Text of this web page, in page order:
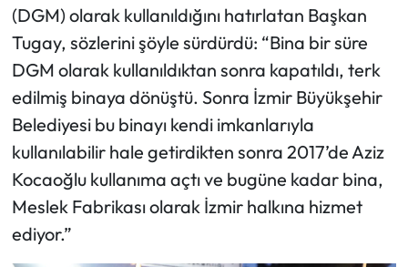
(DGM) olarak kullanıldığını hatırlatan Başkan
Tugay, sözlerini şöyle sürdürdü: “Bina bir süre
DGM olarak kullanıldıktan sonra kapatıldı, terk
edilmiş binaya dönüştü. Sonra İzmir Büyükşehir
Belediyesi bu binayı kendi imkanlarıyla
kullanılabilir hale getirdikten sonra 2017’de Aziz
Kocaoğlu kullanıma açtı ve bugüne kadar bina,
Meslek Fabrikası olarak İzmir halkına hizmet
ediyor.”